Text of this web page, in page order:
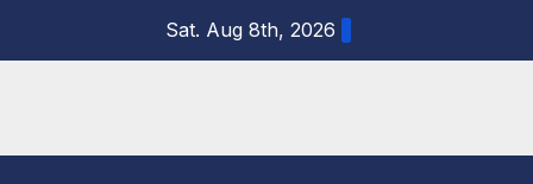
Sat. Aug 8th, 2026